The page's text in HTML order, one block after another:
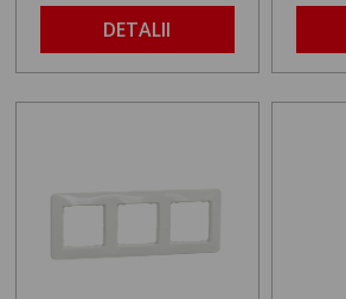
maximă admisă de 500
kg și înălțime reglabilă
de la 1,8 la 2,9 m
DETALII